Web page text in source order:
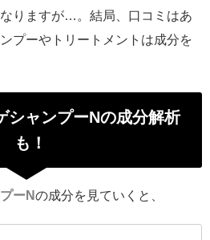
りますが…。結局、口コミはあ
プーやトリートメントは成分を
シャンプーNの成分解析
も！
ーNの成分を見ていくと、